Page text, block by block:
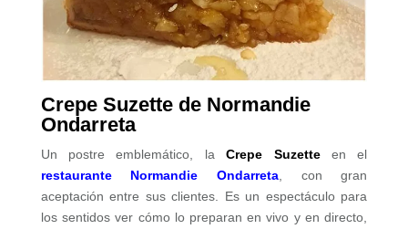
Crepe Suzette de Normandie
Ondarreta
Un postre emblemático, laCrepe Suzetteen el
restaurante Normandie Ondarreta , con gran
aceptación entre sus clientes. Es un espectáculo para
los sentidos ver cómo lo preparan en vivo y en directo,